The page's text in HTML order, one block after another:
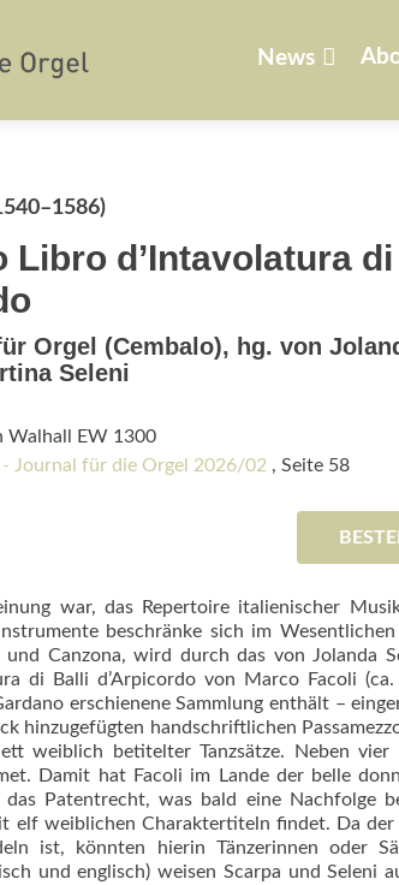
springen
News
Libro d’Intavolatura
Orgel (Cembalo), hg. von
Seleni
Walhall EW 1300
- Journal für die Orgel 2026/02 , Seite 58
war, das Repertoire italienischer
beschränke sich im
Canzona, wird durch das von Jolanda
di Balli d’Arpicordo von Marco Facoli
erschienene Sammlung enthält –
hinzugefügten handschriftlichen
weiblich betitelter Tanzsätze. Neben vier
Da­mit hat Facoli im Lande der belle
Patentrecht, was bald eine Nachfolge
elf weiblichen Charaktertiteln findet. Da der
ist, könnten hierin Tänzerinnen oder
und englisch) weisen Scarpa und Seleni